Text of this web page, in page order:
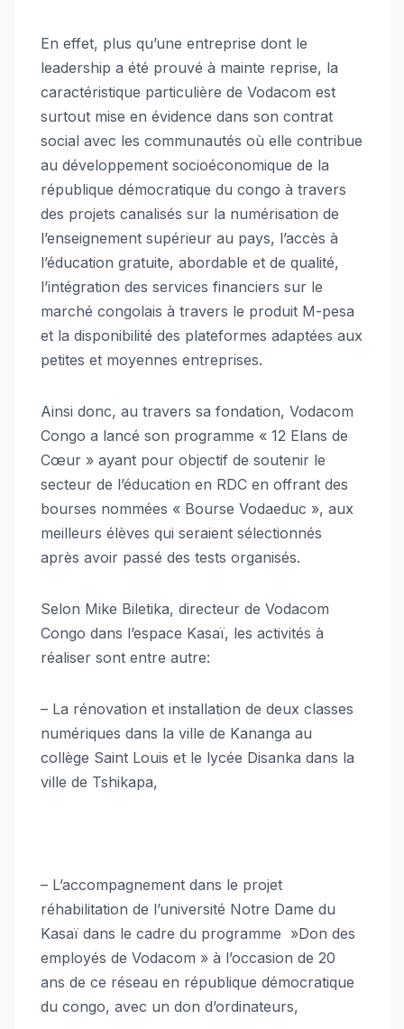
En effet, plus qu’une entreprise dont le
leadership a été prouvé à mainte reprise, la
caractéristique particulière de Vodacom est
surtout mise en évidence dans son contrat
social avec les communautés où elle contribue
au développement socioéconomique de la
république démocratique du congo à travers
des projets canalisés sur la numérisation de
l’enseignement supérieur au pays, l’accès à
l’éducation gratuite, abordable et de qualité,
l’intégration des services financiers sur le
marché congolais à travers le produit M-pesa
et la disponibilité des plateformes adaptées aux
petites et moyennes entreprises.
Ainsi donc, au travers sa fondation, Vodacom
Congo a lancé son programme « 12 Elans de
Cœur » ayant pour objectif de soutenir le
secteur de l’éducation en RDC en offrant des
bourses nommées « Bourse Vodaeduc », aux
meilleurs élèves qui seraient sélectionnés
après avoir passé des tests organisés.
Selon Mike Biletika, directeur de Vodacom
Congo dans l’espace Kasaï, les activités à
réaliser sont entre autre:
– La rénovation et installation de deux classes
numériques dans la ville de Kananga au
collège Saint Louis et le lycée Disanka dans la
ville de Tshikapa,
– L’accompagnement dans le projet
réhabilitation de l’université Notre Dame du
Kasaï dans le cadre du programme »Don des
employés de Vodacom » à l’occasion de 20
ans de ce réseau en république démocratique
du congo, avec un don d’ordinateurs,